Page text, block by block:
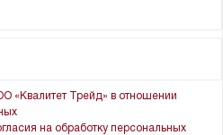
«Квалитет Трейд» в отношении
на обработку персональных